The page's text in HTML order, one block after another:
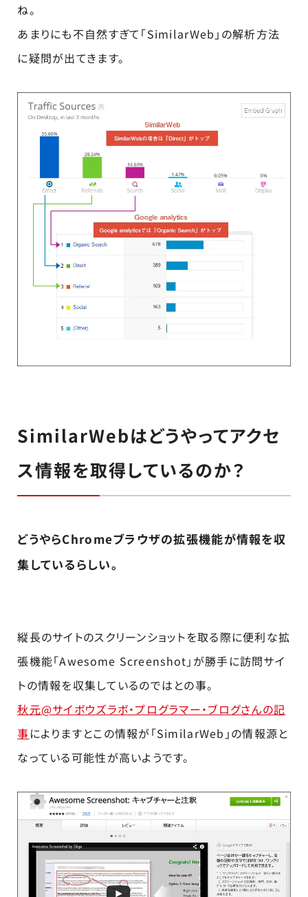
ね。
あまりにも不自然すぎて「SimilarWeb」の解析方法
に疑問が出てきます。
SimilarWebはどうやってアクセ
ス情報を取得しているのか？
どうやらChromeブラウザの拡張機能が情報を収
集しているらしい。
縦長のサイトのスクリーンショットを取る際に便利な拡
張機能「Awesome Screenshot」が勝手に訪問サイ
トの情報を収集しているのではとの事。
秋元@サイボウズラボ・プログラマー・ブログさんの記
事によりますとこの情報が「SimilarWeb」の情報源と
なっている可能性が高いようです。